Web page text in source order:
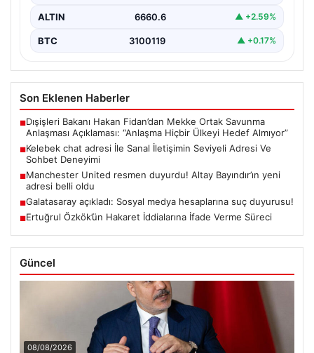
ALTIN 6660.6 ▲ +2.59%
BTC 3100119 ▲ +0.17%
Son Eklenen Haberler
■Dışişleri Bakanı Hakan Fidan’dan Mekke Ortak Savunma
Anlaşması Açıklaması: “Anlaşma Hiçbir Ülkeyi Hedef Almıyor”
■Kelebek chat adresi İle Sanal İletişimin Seviyeli Adresi Ve
Sohbet Deneyimi
■Manchester United resmen duyurdu! Altay Bayındır’ın yeni
adresi belli oldu
■Galatasaray açıkladı: Sosyal medya hesaplarına suç duyurusu!
■Ertuğrul Özkök’ün Hakaret İddialarına İfade Verme Süreci
Güncel
08/08/2026